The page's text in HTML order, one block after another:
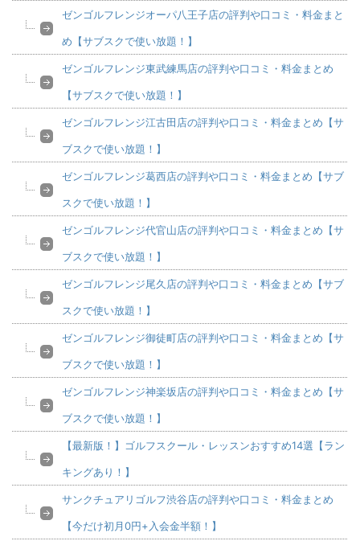
ゼンゴルフレンジオーパ八王子店の評判や口コミ・料金まと
め【サブスクで使い放題！】
ゼンゴルフレンジ東武練馬店の評判や口コミ・料金まとめ
【サブスクで使い放題！】
ゼンゴルフレンジ江古田店の評判や口コミ・料金まとめ【サ
ブスクで使い放題！】
ゼンゴルフレンジ葛西店の評判や口コミ・料金まとめ【サブ
スクで使い放題！】
ゼンゴルフレンジ代官山店の評判や口コミ・料金まとめ【サ
ブスクで使い放題！】
ゼンゴルフレンジ尾久店の評判や口コミ・料金まとめ【サブ
スクで使い放題！】
ゼンゴルフレンジ御徒町店の評判や口コミ・料金まとめ【サ
ブスクで使い放題！】
ゼンゴルフレンジ神楽坂店の評判や口コミ・料金まとめ【サ
ブスクで使い放題！】
【最新版！】ゴルフスクール・レッスンおすすめ14選【ラン
キングあり！】
サンクチュアリゴルフ渋谷店の評判や口コミ・料金まとめ
【今だけ初月0円+入会金半額！】